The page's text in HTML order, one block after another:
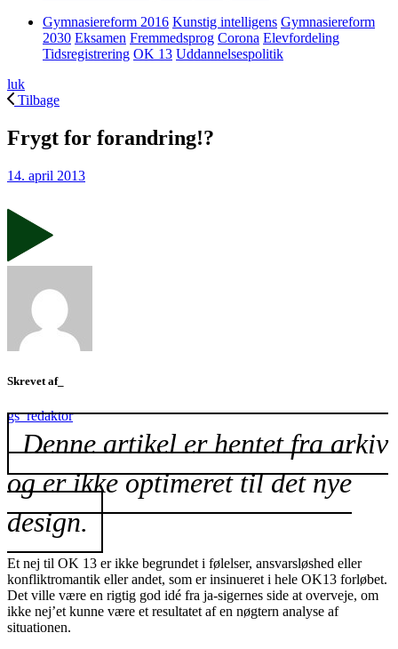
Gymnasiereform 2016 Kunstig intelligens Gymnasiereform
2030 Eksamen Fremmedsprog Corona Elevfordeling
Tidsregistrering OK 13 Uddannelsespolitik
luk
Tilbage
Frygt for forandring!?
14. april 2013
Skrevet af_
gs_redaktor
Denne artikel er hentet fra arkiv
og er ikke optimeret til det nye
design.
Et nej til OK 13 er ikke begrundet i følelser, ansvarsløshed eller
konfliktromantik eller andet, som er insinueret i hele OK13 forløbet.
Det ville være en rigtig god idé fra ja-sigernes side at overveje, om
ikke nej’et kunne være et resultatet af en nøgtern analyse af
situationen.